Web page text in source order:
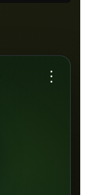
...